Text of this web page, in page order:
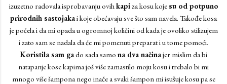
izuzetno radovala isprobavanju ovihkapiza kosu kojesu od potpuno
prirodnih sastojakai koje obećavaju sve što sam navela. Takođe kosa
je počela i da mi opada u ogromnoj količini od kada je ovoliko stilizujem
i zato sam se nadala da će mi pomenuti preparat i u tome pomoći.
Koristila sam gado sada samo na dva načinajer mislim da bi
natapanje kose kapima još više zamastilo moju kosu i trebalo bi mi
mnogo više šampona nego inače a svaki šampon mi isušuje kosu pa se